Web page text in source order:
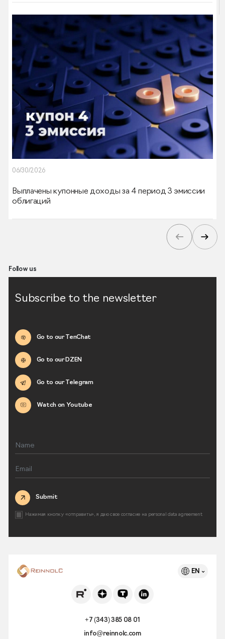
06/30/2026
Выплачены купонные доходы за 4 период 3 эмиссии
облигаций
Follow us
Subscribe to the newsletter
Go to our TenChat
Go to our DZEN
Go to our Telegram
Watch on Youtube
Submit
Нажимая кнопку «отправить», я даю свое согласие на personal data agreement
EN
+7 (343) 385 08 01
info@reinnolc.com